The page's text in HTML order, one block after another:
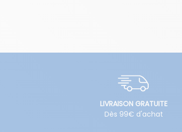
LIVRAISON GRATUITE
Dès 99€ d'achat